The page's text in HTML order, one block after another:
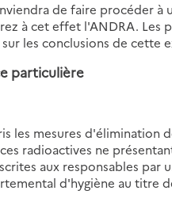
de faire procéder à
à cet effet l'ANDRA. Les
les conclusions de cette
particulière
les mesures d'élimination
radioactives ne
aux responsables par
d'hygiène au titre